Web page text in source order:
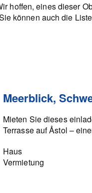
hoffen, eines dieser
können auch die
Meerblick,
Mieten Sie dieses
Terrasse auf Åstol –
Haus
Vermietung